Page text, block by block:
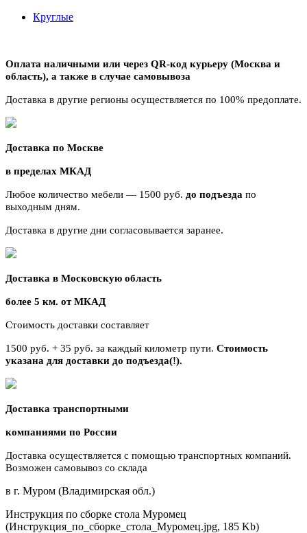
Круглые
Оплата наличными или через QR-код курьеру (Москва и
область), а также в случае самовывоза
Доставка в другие регионы осуществляется по 100% предоплате.
Доставка по Москве
в пределах МКАД
Любое количество мебели — 1500 руб. до подъезда по
выходным дням.
Доставка в другие дни согласовывается заранее.
Доставка в Московскую область
более 5 км. от МКАД
Стоимость доставки составляет
1500 руб. + 35 руб. за каждый километр пути. Стоимость
указана для доставки до подъезда(!).
Доставка транспортными
компаниями по России
Доставка осуществляется с помощью транспортных компаний.
Возможен самовывоз со склада
в г. Муром (Владимирская обл.)
Инструкция по сборке стола Муромец
(Инструкция_по_сборке_стола_Муромец.jpg, 185 Kb)